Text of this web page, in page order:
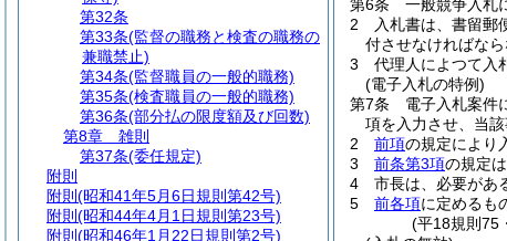
第6条
一般競争入札
2
入札書は、書留郵
付させなければなら
3
代理人によつて入
(電子入札の特例)
第7条
電子入札案件
項を入力させ、当
2
前項の規定により
3
前条第3項の規定
4
市長は、必要があ
5
前各項に定めるも
(平18規則75
第32条
第33条(監督の職務と検査の職務の
兼職禁止)
第34条(監督職員の一般的職務)
第35条(検査職員の一般的職務)
第36条(部分払の限度額及び回数)
第8章
雑則
第37条(委任規定)
附則
附則 (昭和41年5月6日規則第42号)
附則 (昭和44年4月1日規則第23号)
附則 (昭和46年1月22日規則第2号)